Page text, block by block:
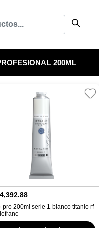
200ML
pro 200ml serie 1 blanco titanio rf